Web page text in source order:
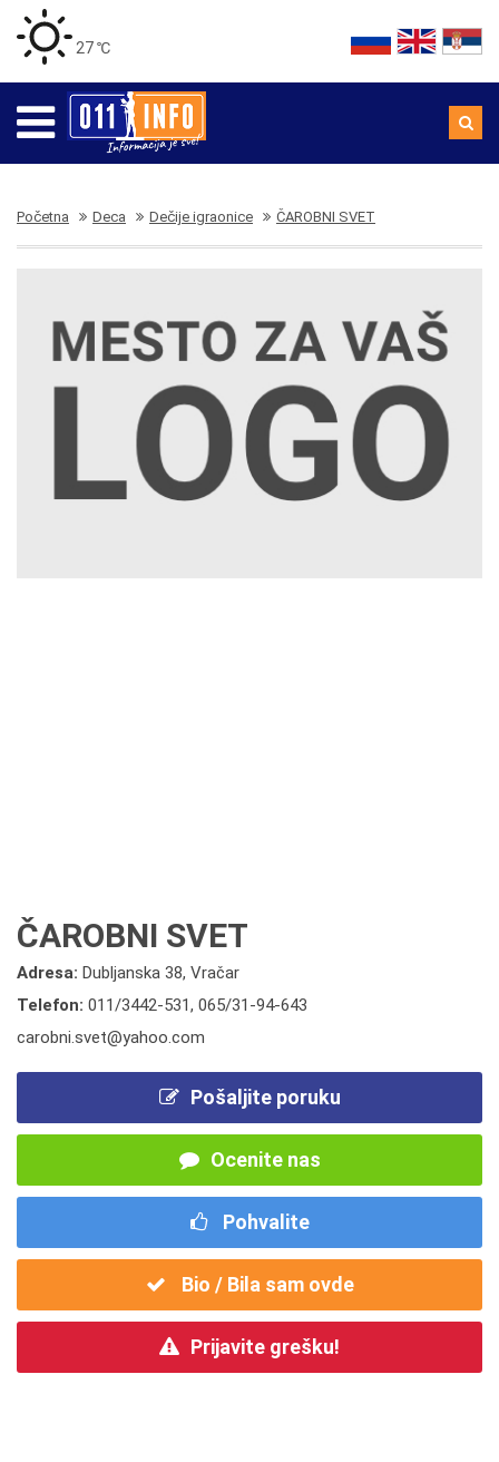
27 ℃
Početna Deca Dečije igraonice ČAROBNI SVET
ČAROBNI SVET
Adresa: Dubljanska 38, Vračar
Telefon: 011/3442-531, 065/31-94-643
carobni.svet@yahoo.com
Pošaljite poruku
Ocenite nas
Pohvalite
Bio / Bila sam ovde
Prijavite grešku!